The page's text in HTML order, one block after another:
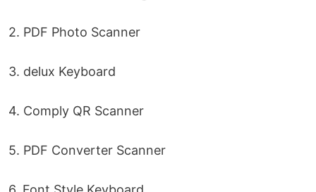
2. PDF Photo Scanner
3. delux Keyboard
4. Comply QR Scanner
5. PDF Converter Scanner